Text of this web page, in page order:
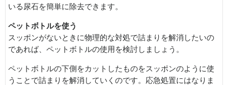
いる尿石を簡単に除去できます。
ペットボトルを使う
スッポンがないときに物理的な対処で詰まりを解消したいの
であれば、ペットボトルの使用を検討しましょう。
ペットボトルの下側をカットしたものをスッポンのように使
うことで詰まりを解消していくのです。応急処置にはなりま